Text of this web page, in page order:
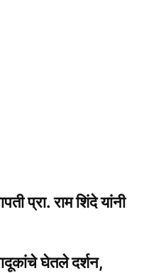
प्रा. राम शिंदे यांनी
घेतले दर्शन,